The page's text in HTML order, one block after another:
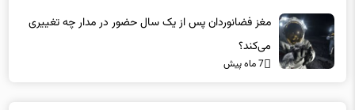
مغز فضانوردان پس از یک سال حضور در مدار چه تغییری
می‌کند؟
7 ماه پیش